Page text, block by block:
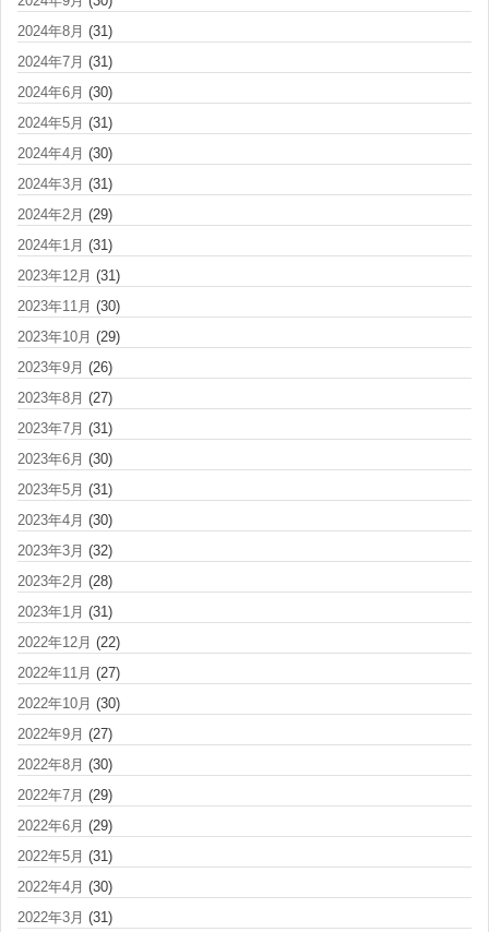
2024年8月 (31)
2024年7月 (31)
2024年6月 (30)
2024年5月 (31)
2024年4月 (30)
2024年3月 (31)
2024年2月 (29)
2024年1月 (31)
2023年12月 (31)
2023年11月 (30)
2023年10月 (29)
2023年9月 (26)
2023年8月 (27)
2023年7月 (31)
2023年6月 (30)
2023年5月 (31)
2023年4月 (30)
2023年3月 (32)
2023年2月 (28)
2023年1月 (31)
2022年12月 (22)
2022年11月 (27)
2022年10月 (30)
2022年9月 (27)
2022年8月 (30)
2022年7月 (29)
2022年6月 (29)
2022年5月 (31)
2022年4月 (30)
2022年3月 (31)